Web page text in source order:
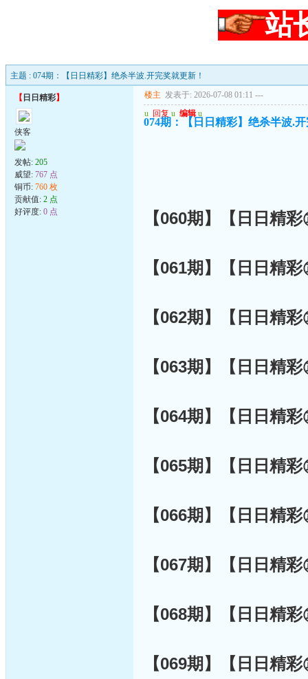
站
主题 : 074期：【日日精彩】绝杀半波.开完奖就更新！
【 日日精彩】
侠客
发帖: 205
威望: 767 点
铜币: 760 枚
贡献值: 2 点
好评度: 0 点
楼主 发表于: 2026-07-08 01:11 ---
u 回复 u 编辑 u
074期：【日日精彩】绝杀半波.
【060期】【日日精
【061期】【日日精
【062期】【日日精
【063期】【日日精
【064期】【日日精
【065期】【日日精
【066期】【日日精
【067期】【日日精
【068期】【日日精
【069期】【日日精